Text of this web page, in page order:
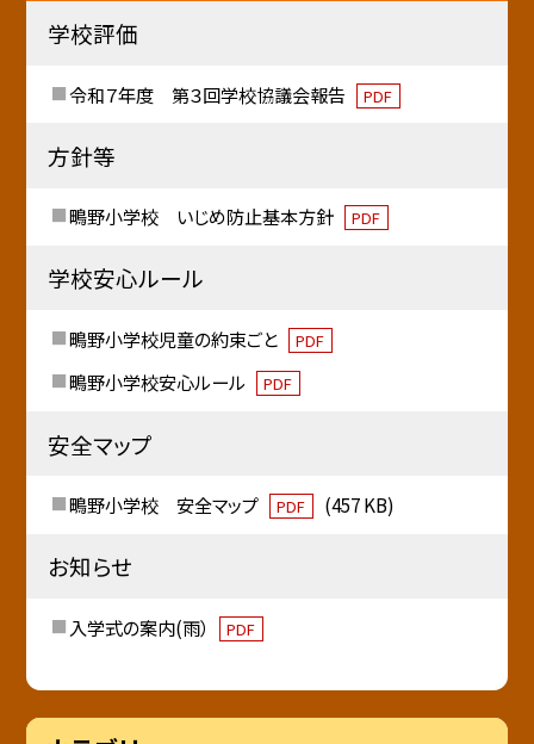
学校評価
令和７年度 第３回学校協議会報告 PDF
方針等
鴫野小学校 いじめ防止基本方針 PDF
学校安心ルール
鴫野小学校児童の約束ごと PDF
鴫野小学校安心ルール PDF
安全マップ
鴫野小学校 安全マップ PDF (457 KB)
お知らせ
入学式の案内(雨） PDF